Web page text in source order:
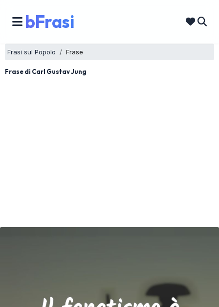
bFrasi
Frasi sul Popolo Frase
Frase di Carl Gustav Jung